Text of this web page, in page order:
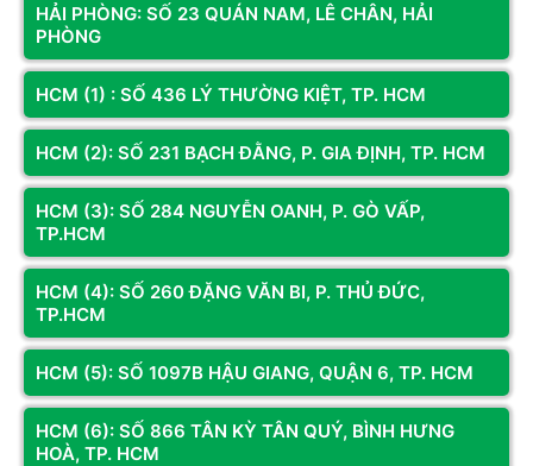
HẢI PHÒNG: SỐ 23 QUÁN NAM, LÊ CHÂN, HẢI
PHÒNG
HCM (1) : SỐ 436 LÝ THƯỜNG KIỆT, TP. HCM
HCM (2): SỐ 231 BẠCH ĐẰNG, P. GIA ĐỊNH, TP. HCM
HCM (3): SỐ 284 NGUYỄN OANH, P. GÒ VẤP,
TP.HCM
HCM (4): SỐ 260 ĐẶNG VĂN BI, P. THỦ ĐỨC,
TP.HCM
HCM (5): SỐ 1097B HẬU GIANG, QUẬN 6, TP. HCM
HCM (6): SỐ 866 TÂN KỲ TÂN QUÝ, BÌNH HƯNG
HOÀ, TP. HCM